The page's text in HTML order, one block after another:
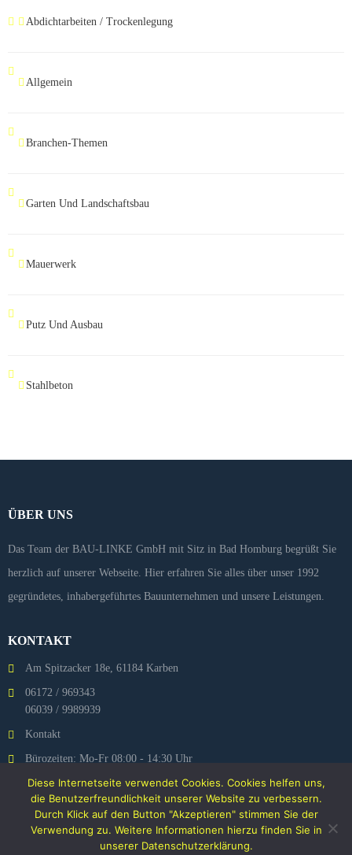
Abdichtarbeiten / Trockenlegung
Allgemein
Branchen-Themen
Garten Und Landschaftsbau
Mauerwerk
Putz Und Ausbau
Stahlbeton
ÜBER UNS
Das Team der BAU-LINKE GmbH mit Sitz in Bad Homburg begrüßt Sie
herzlich auf unserer Webseite. Hier erfahren Sie alles über unser 1992
gegründetes, inhabergeführtes Bauunternehmen und unsere Leistungen.
KONTAKT
Am Spitzacker 18e, 61184 Karben
06172 / 969343
06039 / 9989939
Kontakt
Bürozeiten: Mo-Fr 08:00 - 14:30 Uhr
Bau-Linke auf INSTAGRAM
Diese Internetseite verwendet Cookies. Cookies helfen uns,
die Benutzerfreundlichkeit unserer Website zu verbessern.
Durch Klick auf den Button "Akzeptieren" stimmen Sie der
Verwendung zu. Weitere Informationen hierzu finden Sie in
unserer Datenschutzerklärung.